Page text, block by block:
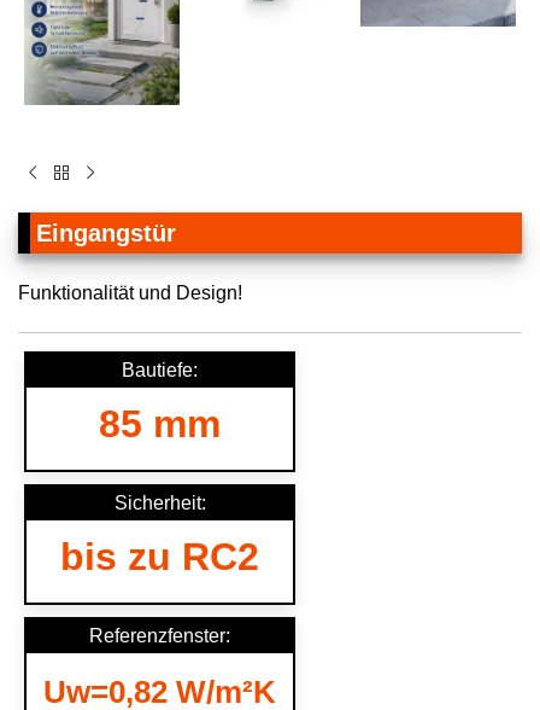
Eingangstür
Funktionalität und Design!
Bautiefe:
85 mm
Sicherheit:
bis zu RC2
Referenzfenster:
Uw=0,82 W/m²K